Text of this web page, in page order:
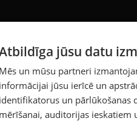
jūsu datu
Mēs un mūsu partneri
informācijai jūsu ierīcē un
identifikatorus un pārlūkošanas
mērīšanai, auditorijas ieskatiem